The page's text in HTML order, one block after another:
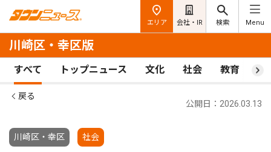
エリア 会社・IR 検索 Menu
川崎区・幸区版
すべて トップニュース 文化 社会 教育 ス
戻る
川崎区・幸区 社会
公開日：2026.03.13